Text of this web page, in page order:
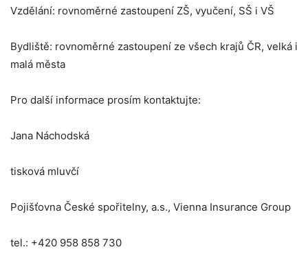
Vzdělání: rovnoměrné zastoupení ZŠ, vyučení, SŠ i VŠ
Bydliště: rovnoměrné zastoupení ze všech krajů ČR, velká i
malá města
Pro další informace prosím kontaktujte:
Jana Náchodská
tisková mluvčí
Pojišťovna České spořitelny, a.s., Vienna Insurance Group
tel.: +420 958 858 730